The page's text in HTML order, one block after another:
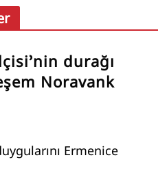
durağı
Noravank
Ermenice